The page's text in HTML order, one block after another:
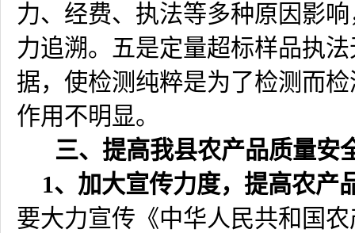
力、经费、执法等多种原因影
力追溯。五是定量超标样品执
据，使检测纯粹是为了检测而
作用不明显。
三、提高我县农产品质量安
1、加大宣传力度，提高农产
要大力宣传《中华人民共和国